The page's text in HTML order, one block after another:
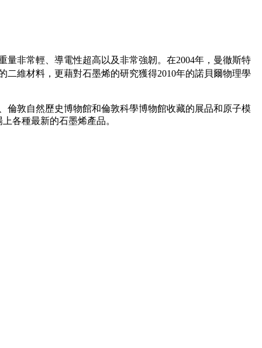
非常輕、導電性超高以及非常強韌。在2004年，曼徹斯特
二維材料，更藉對石墨烯的研究獲得2010年的諾貝爾物理學
倫敦自然歷史博物館和倫敦科學博物館收藏的展品和原子模
各種最新的石墨烯產品。